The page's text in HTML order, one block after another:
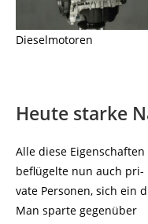
Dieselmotoren
Heute starke
Alle diese
beflügelte nun auch pri-
vate Personen, sich ein
Man sparte gegenüber